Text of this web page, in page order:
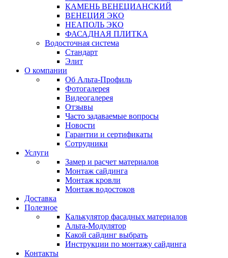
КАМЕНЬ ВЕНЕЦИАНСКИЙ
ВЕНЕЦИЯ ЭКО
НЕАПОЛЬ ЭКО
ФАСАДНАЯ ПЛИТКА
Водосточная система
Стандарт
Элит
О компании
Об Альта-Профиль
Фотогалерея
Видеогалерея
Отзывы
Часто задаваемые вопросы
Новости
Гарантии и сертификаты
Сотрудники
Услуги
Замер и расчет материалов
Монтаж сайдинга
Монтаж кровли
Монтаж водостоков
Доставка
Полезное
Калькулятор фасадных материалов
Альта-Модулятор
Какой сайдинг выбрать
Инструкции по монтажу сайдинга
Контакты